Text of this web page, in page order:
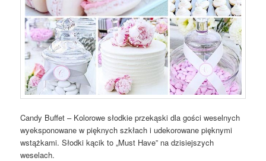
Candy Buffet – Kolorowe słodkie przekąski dla gości weselnych
wyeksponowane w pięknych szkłach i udekorowane pięknymi
wstążkami. Słodki kącik to „Must Have” na dzisiejszych
weselach.